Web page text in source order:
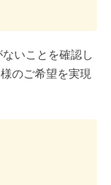
いことを確認し
のご希望を実現